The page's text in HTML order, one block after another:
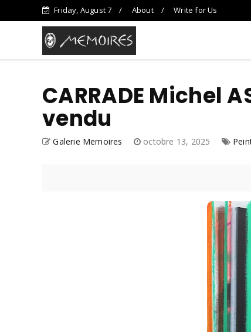
Friday, August 7 About Write for Us
CARRADE Michel
vendu
Galerie Memoires octobre 13, 2025